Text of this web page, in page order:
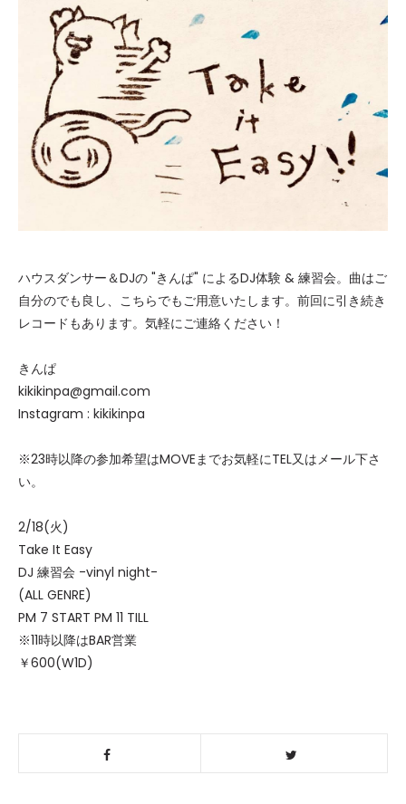
ハウスダンサー＆DJの "きんぱ" によるDJ体験 & 練習会。曲はご
自分のでも良し、こちらでもご用意いたします。前回に引き続き
レコードもあります。気軽にご連絡ください！
きんぱ
kikikinpa@gmail.com
Instagram : kikikinpa
※23時以降の参加希望はMOVEまでお気軽にTEL又はメール下さ
い。
2/18(火)
Take It Easy
DJ 練習会 -vinyl night-
(ALL GENRE)
PM 7 START PM 11 TILL
※11時以降はBAR営業
￥600(W1D)